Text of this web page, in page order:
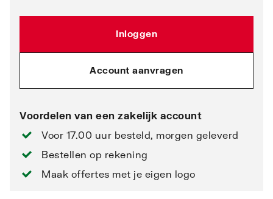
Inloggen
Account aanvragen
Voordelen van een zakelijk account
Voor 17.00 uur besteld, morgen geleverd
Bestellen op rekening
Maak offertes met je eigen logo